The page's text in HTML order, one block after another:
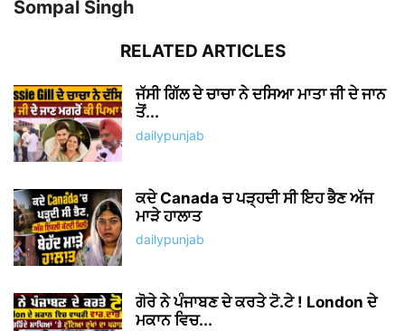
Sompal Singh
RELATED ARTICLES
ਜੱਸੀ ਗਿੱਲ ਦੇ ਚਾਚਾ ਨੇ ਦਸਿਆ ਮਾਤਾ ਜੀ ਦੇ ਜਾਨ
ਤੋਂ...
dailypunjab
ਕਦੇ Canada ਚ ਪੜ੍ਹਦੀ ਸੀ ਇਹ ਭੈਣ ਅੱਜ
ਮਾੜੇ ਹਾਲਾਤ
dailypunjab
ਗੋਰੇ ਨੇ ਪੰਜਾਬਣ ਦੇ ਕਰਤੇ ਟੋ.ਟੇ ! London ਦੇ
ਮਕਾਨ ਵਿਚ...